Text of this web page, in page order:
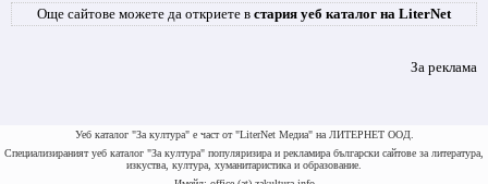
Още сайтове можете да откриете в стария уеб каталог на LiterNet
За реклама
Уеб каталог "За култура" е част от "LiterNet Медиа" на ЛИТЕРНЕТ ООД.
Специализираният уеб каталог "За култура" популяризира и рекламира български сайтове за литература,
изкуства, култура, хуманитаристика и образование.